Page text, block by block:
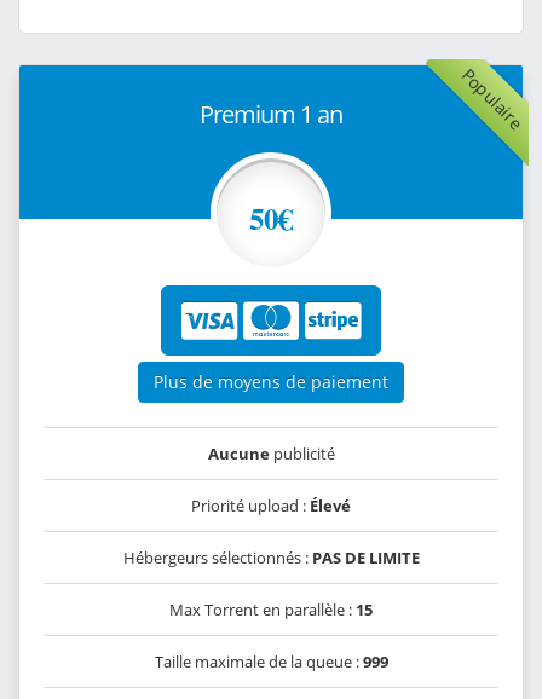
Populaire
Premium 1 an
50€
Plus de moyens de paiement
Aucunepublicité
Priorité upload : Élevé
Hébergeurs sélectionnés : PAS DE LIMITE
Max Torrent en parallèle : 15
Taille maximale de la queue :999